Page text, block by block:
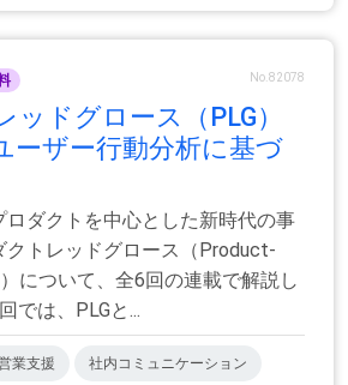
No.82078
ッドグロース（PLG）
ーザー行動分析に基づ
ダクトを中心とした新時代の事
クトレッドグロース（Product-
について、全6回の連載で解説し
では、PLGと...
業支援 社内コミュニケーション